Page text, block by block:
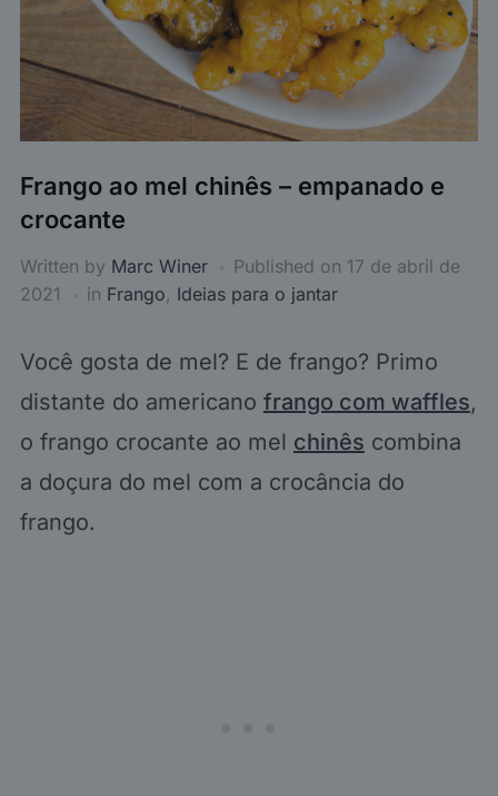
Frango ao mel chinês – empanado e
crocante
Written by Marc Winer Published on 17 de abril de
2021
in Frango, Ideias para o jantar
Você gosta de mel? E de frango? Primo
distante do americano frango com waffles,
o frango crocante ao mel chinês combina
a doçura do mel com a crocância do
frango.